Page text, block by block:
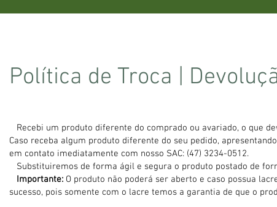
Política de Troca |
Recebi um produto diferente do comprado ou avariado, o que
Caso receba algum produto diferente do seu pedido,
em contato imediatamente com nosso SAC: (47) 3234-0512.
Substituiremos de forma ágil e segura o produto postado de
Importante: O produto não poderá ser aberto e caso possua
sucesso, pois somente com o lacre temos a garantia de que o